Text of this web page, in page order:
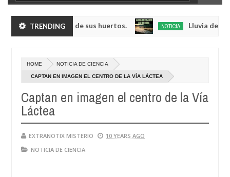
TRENDING
verduras de sus huertos. NOTICIA Lluvia de bolas
verduras de sus huertos.
May
2025
NOTICIA Lluvia de bolas
la radio del fin del mundo volvió a emitir mensajes crípticos tras
HOME NOTICIA DE CIENCIA
CAPTAN EN IMAGEN EL CENTRO DE LA VÍA LÁCTEA
Captan en imagen el centro de la Vía
Láctea
EXTRANOTIX MISTERIO
10 YEARS AGO
NOTICIA DE CIENCIA